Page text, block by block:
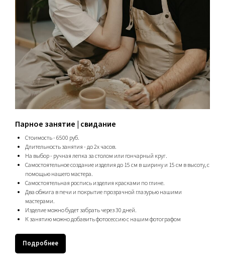
Парное занятие | свидание
Стоимость - 6500 руб.
Длительность занятия - до 2х часов.
На выбор - ручная лепка за столом или гончарный круг.
Самостоятельное создание изделия до 15 см в ширину и 15 см в высоту, с
помощью нашего мастера.
Самостоятельная роспись изделия красками по глине.
Два обжига в печи и покрытие прозрачной глазурью нашими
мастерами.
Изделие можно будет забрать через 30 дней.
К занятию можно добавить фотосессию с нашим фотографом
Подробнее